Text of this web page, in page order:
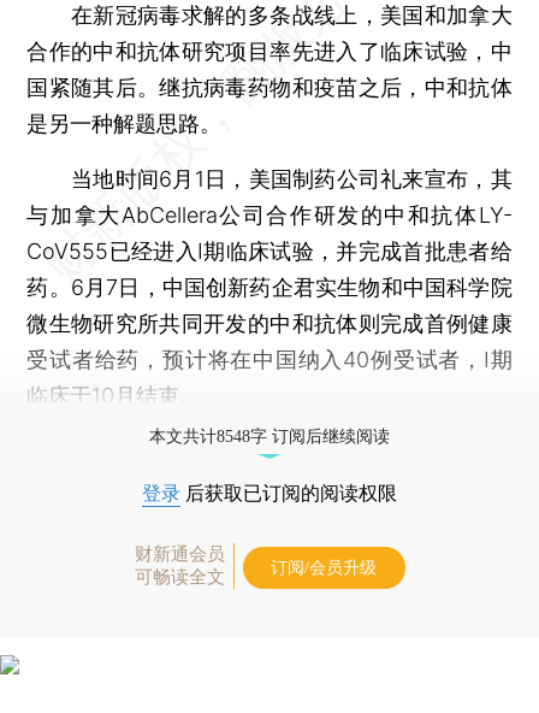
在新冠病毒求解的多条战线上，美国和加拿大
合作的中和抗体研究项目率先进入了临床试验，中
国紧随其后。继抗病毒药物和疫苗之后，中和抗体
是另一种解题思路。
当地时间6月1日，美国制药公司礼来宣布，其
与加拿大AbCellera公司合作研发的中和抗体LY-
CoV555已经进入Ⅰ期临床试验，并完成首批患者给
药。6月7日，中国创新药企君实生物和中国科学院
微生物研究所共同开发的中和抗体则完成首例健康
受试者给药，预计将在中国纳入40例受试者，Ⅰ期
临床于10月结束。
本文共计8548字 订阅后继续阅读
登录 后获取已订阅的阅读权限
财新通会员
可畅读全文
订阅/会员升级